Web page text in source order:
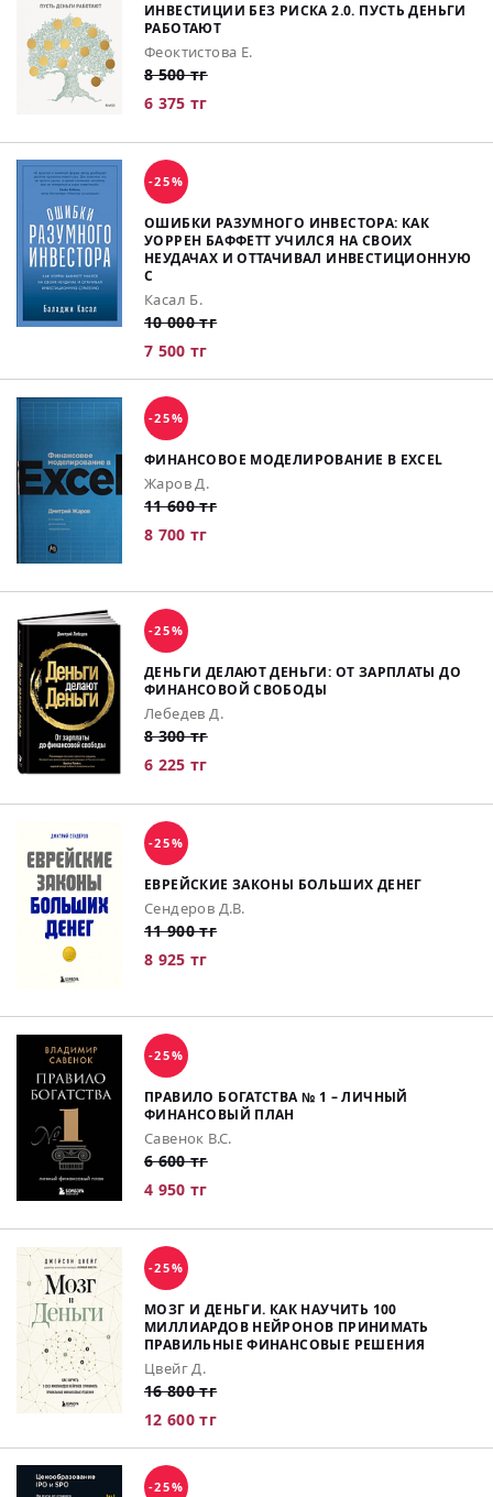
ИНВЕСТИЦИИ БЕЗ РИСКА 2.0. ПУСТЬ ДЕНЬГИ
РАБОТАЮТ
Феоктистова Е.
8 500 тг
6 375 тг
-25%
ОШИБКИ РАЗУМНОГО ИНВЕСТОРА: КАК
УОРРЕН БАФФЕТТ УЧИЛСЯ НА СВОИХ
НЕУДАЧАХ И ОТТАЧИВАЛ ИНВЕСТИЦИОННУЮ
С
Касал Б.
10 000 тг
7 500 тг
-25%
ФИНАНСОВОЕ МОДЕЛИРОВАНИЕ В EXCEL
Жаров Д.
11 600 тг
8 700 тг
-25%
ДЕНЬГИ ДЕЛАЮТ ДЕНЬГИ: ОТ ЗАРПЛАТЫ ДО
ФИНАНСОВОЙ СВОБОДЫ
Лебедев Д.
8 300 тг
6 225 тг
-25%
ЕВРЕЙСКИЕ ЗАКОНЫ БОЛЬШИХ ДЕНЕГ
Сендеров Д.В.
11 900 тг
8 925 тг
-25%
ПРАВИЛО БОГАТСТВА № 1 – ЛИЧНЫЙ
ФИНАНСОВЫЙ ПЛАН
Савенок В.С.
6 600 тг
4 950 тг
-25%
МОЗГ И ДЕНЬГИ. КАК НАУЧИТЬ 100
МИЛЛИАРДОВ НЕЙРОНОВ ПРИНИМАТЬ
ПРАВИЛЬНЫЕ ФИНАНСОВЫЕ РЕШЕНИЯ
Цвейг Д.
16 800 тг
12 600 тг
-25%